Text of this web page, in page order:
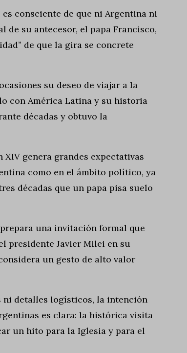
consciente de que ni Argentina ni
su antecesor, el papa Francisco,
de que la gira se concrete
su deseo de viajar a la
con América Latina y su historia
décadas y obtuvo la
genera grandes expectativas
como en el ámbito político, ya
décadas que un papa pisa suelo
una invitación formal que
presidente Javier Milei en su
un gesto de alto valor
ni detalles logísticos, la intención
es clara: la histórica visita
un hito para la Iglesia y para el